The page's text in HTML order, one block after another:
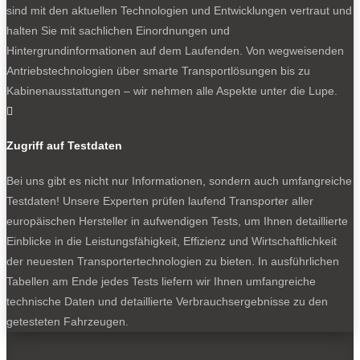
Mehr zum neuen Kia PV5 und was sich Kia damit
vorgenommen hat in wenigen Tagen.
Was sich aus dem Kia PV5 alles entwickeln lässt, zeigt
0
sind mit den aktuellen Technologien und Entwicklungen vertraut und
halten Sie mit sachlichen Einordnungen und
Hintergrundinformationen auf dem Laufenden. Von wegweisenden
Antriebstechnologien über smarte Transportlösungen bis zu
Kabinenausstattungen – wir nehmen alle Aspekte unter die Lupe.

Zugriff auf Testdaten
Bei uns gibt es nicht nur Informationen, sondern auch umfangreiche
Testdaten! Unsere Experten prüfen laufend Transporter aller
europäischen Hersteller in aufwendigen Tests, um Ihnen detaillierte
Einblicke in die Leistungsfähigkeit, Effizienz und Wirtschaftlichkeit
der neuesten Transportertechnologien zu bieten. In ausführlichen
Tabellen am Ende jedes Tests liefern wir Ihnen umfangreiche
technische Daten und detaillierte Verbrauchsergebnisse zu den
getesteten Fahrzeugen.